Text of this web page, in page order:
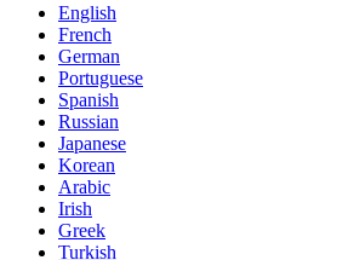
English
French
German
Portuguese
Spanish
Russian
Japanese
Korean
Arabic
Irish
Greek
Turkish